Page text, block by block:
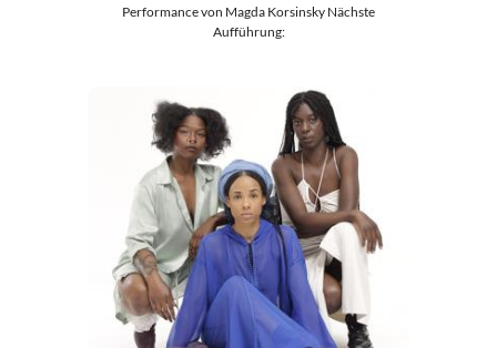
Performance von Magda Korsinsky Nächste
Aufführung: